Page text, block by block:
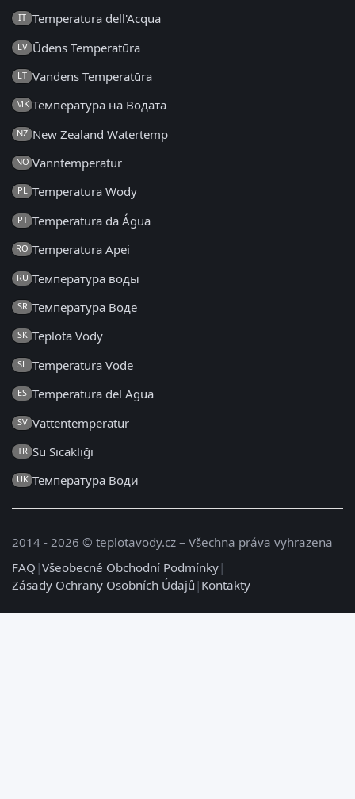
IT Temperatura dell'Acqua
LV Ūdens Temperatūra
LT Vandens Temperatūra
MK Температура на Водата
NZ New Zealand Watertemp
NO Vanntemperatur
PL Temperatura Wody
PT Temperatura da Água
RO Temperatura Apei
RU Температура воды
SR Температура Воде
SK Teplota Vody
SL Temperatura Vode
ES Temperatura del Agua
SV Vattentemperatur
TR Su Sıcaklığı
UK Температура Води
2014 - 2026 © teplotavody.cz – Všechna práva vyhrazena
FAQ |Všeobecné Obchodní Podmínky|
Zásady Ochrany Osobních Údajů | Kontakty